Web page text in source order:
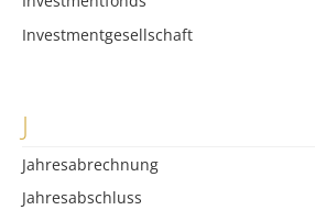
Investmentgesellschaft
J
Jahresabrechnung
Jahresabschluss